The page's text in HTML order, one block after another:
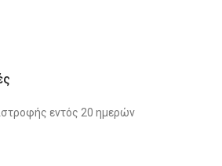
εντός 20 ημερών